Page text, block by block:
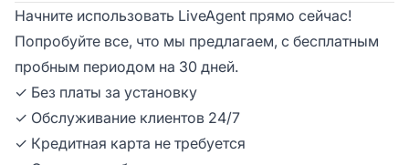
Начните использовать LiveAgent прямо сейчас!
Попробуйте все, что мы предлагаем, с бесплатным
пробным периодом на 30 дней.
✓ Без платы за установку
✓ Обслуживание клиентов 24/7
✓ Кредитная карта не требуется